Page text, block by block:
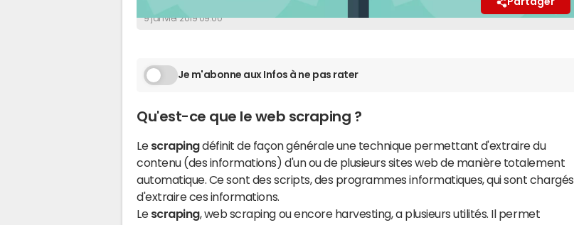
9 janvier 2019 09:00
Je m'abonne aux Infos à ne pas rater
Qu'est-ce que le web scraping ?
Le scrapingdéfinit de façon générale une technique permettant d'extraire du
contenu (des informations) d'un ou de plusieurs sites web de manière totalement
automatique. Ce sont des scripts, des programmes informatiques, qui sont chargés
d'extraire ces informations.
Le scraping, web scraping ou encore harvesting, a plusieurs utilités. Il permet